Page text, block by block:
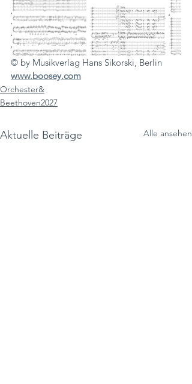
© by Musikverlag Hans Sikorski, Berlin
www.boosey.com
Orchester&
Beethoven2027
Aktuelle Beiträge Alle ansehen